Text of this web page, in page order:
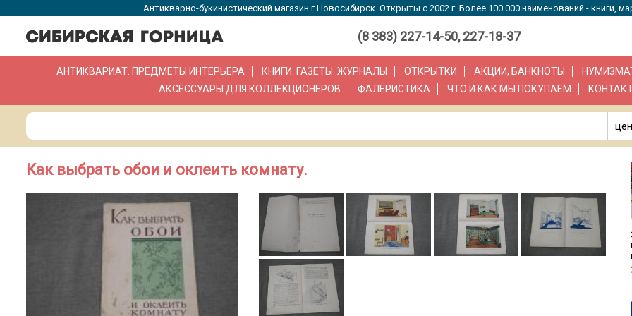
Антикварно-букинистический магазин г.Новосибирск. Открыты с 2002 г. Более 100.000 наименований - книги,
(8 383) 227-14-50, 227-18-37
АНТИКВАРИАТ. ПРЕДМЕТЫ ИНТЕРЬЕРА КНИГИ. ГАЗЕТЫ. ЖУРНАЛЫ ОТКРЫТКИ АКЦИИ, БАНКНОТЫ
АКСЕССУАРЫ ДЛЯ КОЛЛЕКЦИОНЕРОВ
ФАЛЕРИСТИКА ЧТО И КАК МЫ ПОКУПАЕМ
Как выбрать обои и оклеить комнату.